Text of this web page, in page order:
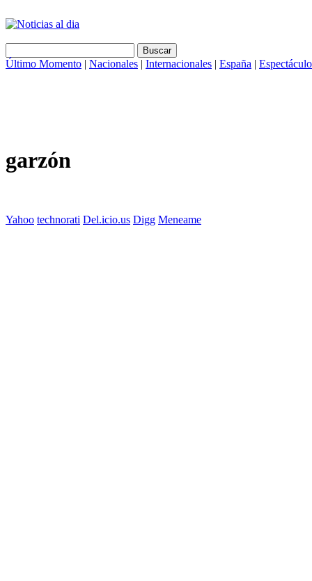
Último Momento | Nacionales | Internacionales | España |
garzón
Yahoo technorati Del.icio.us Digg Meneame